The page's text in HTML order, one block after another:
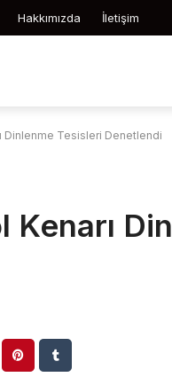
Hakkımızda İletişim
Dinlenme Tesisleri Denetlendi
Kenarı